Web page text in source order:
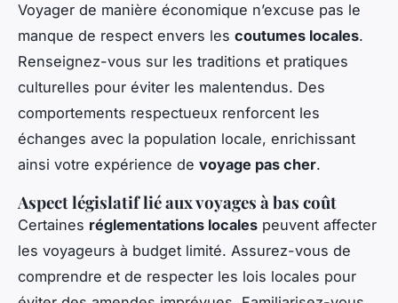
Voyager de manière économique n’excuse pas le
manque de respect envers les coutumes locales.
Renseignez-vous sur les traditions et pratiques
culturelles pour éviter les malentendus. Des
comportements respectueux renforcent les
échanges avec la population locale, enrichissant
ainsi votre expérience de voyage pas cher.
Aspect législatif lié aux voyages à bas coût
Certaines réglementations locales peuvent affecter
les voyageurs à budget limité. Assurez-vous de
comprendre et de respecter les lois locales pour